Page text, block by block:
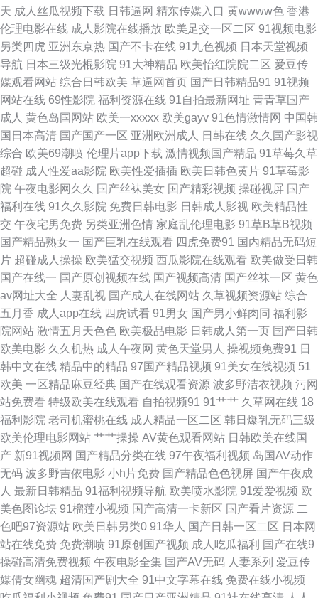
天 东京AvAv 超碰在线05 三级黄色片网站 久草在线免费福利 俺去也色色色
激情综合 日韩一二三四区不卡 91社区入口免费 99在线精品 人人网超碰 国产
精品自拍网 人人视频下载 91人妻露出社区 亚州视屏 91大片蜜桃 天天干人人
妻 69AV人人 日韩欧美一本道加勒比 精品天天爽天天干 色淫av淫 AV久久人
人操 日韩国产网站一二三四 激情另类小说 日本午夜伦理 青娱乐豆花视频 中
文字幕第2页 免费看片成人A 天天天干天天天干 欧美精品综合 人人操AV人人
操 国产亚洲在线 日本伦理在线 www91高清 亚洲天堂在线视频 九九热在线
精品视频6观看次数 91在线精品视频 人妻爆操av 97超碰艹人人艹 99精品影
视 午夜网址AV 国产久久视频在线观看 91九色韩国 高清在线电影 99热福利
在线 福利姬福利导航 制服丝袜做爱 人人妻人人爱 韩日无线 69自拍 国产精
品黄色网 在线老司机大香蕉 七次郎在线免费 欧美色老精品 日韩高清专区 91
茄子看片 先锋资源女人鲁色av A片欧美日韩国产2区 伊人av成人 超碰老师av
91在线网页 91蜜桃做爱视频 青青草福利导航 五月激情爽片 人人妻人人卓 人
人撸人人干视频 www91视频com 长泽梓浴室种子 波多野洁衣迅雷 在线视频
资源站 www国产极品 尤物视频在线 草莓视频旧版本 青娱乐91豆花 久久婷
婷热艹黑丝 日韩在线不卡 91白丝少妇 色播人人网 97超碰qv 日本韩国黄色
片 91巨炮永久 伊人久久精 电影大全免费网站 91激情网 国产精品自拍网 第
天 成人丝瓜视频下载 日韩逼网 精东传媒入口 黄wwww色 香港
伦理电影在线 成人影院在线播放 欧美足交一区二区 91视频电影
另类四虎 亚洲东京热 国产不卡在线 91九色视频 日本天堂视频
导航 日本三级光棍影院 91大神精品 欧美怡红院院二区 爱豆传
媒观看网站 综合日韩欧美 草逼网首页 国产日韩精品91 91视频
网站在线 69性影院 福利资源在线 91自拍最新网址 青青草国产
成人 黄色岛国网站 欧美一xxxxx 欧美gayv 91色情激情网 中国韩
国日本高清 国产国产一区 亚洲欧洲成人 日韩在线 久久国产影视
综合 欧美69潮喷 伦理片app下载 激情视频国产精品 91草莓久草
超碰 成人性爱aa影院 欧美性爱插插 欧美日韩色黄片 91草莓影
院 午夜电影网久久 国产丝袜美女 国产精彩视频 操碰视屏 国产
福利在线 91久久影院 免费日韩电影 日韩成人影视 欧美精品性
交 午夜宅男免费 另类亚洲色情 家庭乱伦理电影 91草B草B视频
国产精品熟女一 国产巨乳在线观看 四虎免费91 国内精品无码短
片 超碰成人操操 欧美猛交视频 西瓜影院在线观看 欧美做受日韩
国产在线一 国产原创视频在线 国产视频高清 国产丝袜一区 黄色
av网址大全 人妻乱视 国产成人在线网站 久草视频资源站 综合
五月香 成人app在线 四虎试看 91男女 国产男小鲜肉同 福利影
院网站 激情五月天色色 欧美极品电影 日韩成人第一页 国产日韩
欧美电影 久久机热 成人午夜网 黄色天堂男人 操视频免费91 日
韩中文在线 精品中的精品 97国产精品视频 91美女在线视频 51
欧美 一区精品麻豆经典 国产在线观看资源 波多野洁衣视频 污网
站免费看 特级欧美在线观看 自拍视频91 91艹艹 久草网在线 18
福利影院 老司机蜜桃在线 成人精品一区二区 韩日爆乳无码三级
欧美伦理电影网站 艹艹操操 AV黄色观看网站 日韩欧美在线国
产 新91视频网 国产精品分类在线 97午夜福利视频 岛国AV动作
无码 波多野吉依电影 小h片免费 国产精品色色视屏 国产午夜成
人 最新日韩精品 91福利视频导航 欧美喷水影院 91爱爱视频 欧
美色图论坛 91榴莲小视频 国产高清一卡新区 国产看片资源 二
色吧97资源站 欧美日韩另类0 91华人 国产日韩一区二区 日本网
站在线免费 免费潮喷 91原创国产视频 成人吃瓜福利 国产在线9
操碰高清免费视频 午夜电影全集 国产AV无码 人妻系列 爱豆传
媒倩女幽魂 超清国产剧大全 91中文字幕在线 免费在线小视频